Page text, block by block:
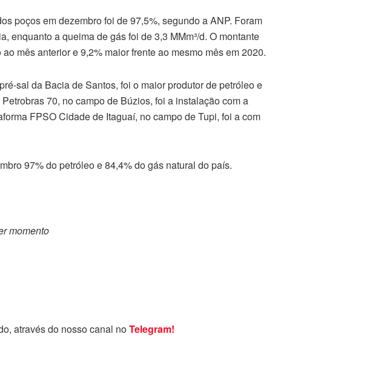
poços em dezembro foi de 97,5%, segundo a ANP. Foram
enquanto a queima de gás foi de 3,3 MMm³/d. O montante
mês anterior e 9,2% maior frente ao mesmo mês em 2020.
sal da Bacia de Santos, foi o maior produtor de petróleo e
70, no campo de Búzios, foi a instalação com a
FPSO Cidade de Itaguaí, no campo de Tupi, foi a com
97% do petróleo e 84,4% do gás natural do país.
momento
através do nosso canal noTelegram!